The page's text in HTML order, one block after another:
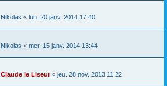
Nikolas « lun. 20 janv. 2014 17:40
Nikolas « mer. 15 janv. 2014 13:44
Claude le Liseur« jeu. 28 nov. 2013 11:22